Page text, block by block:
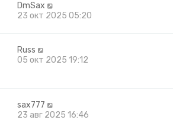
DmSax
23 окт 2025 05:20
Russ
05 окт 2025 19:12
sax777
23 авг 2025 16:46